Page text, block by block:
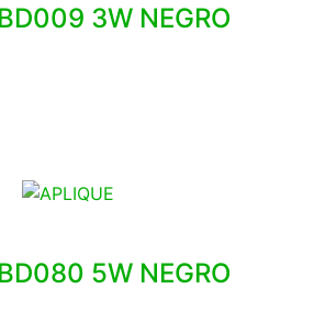
3W NEGRO
5W NEGRO